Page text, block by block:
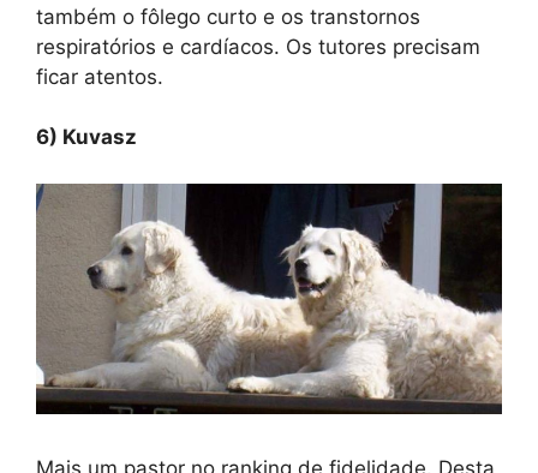
também o fôlego curto e os transtornos
respiratórios e cardíacos. Os tutores precisam
ficar atentos.
6) Kuvasz
Mais um pastor no ranking de fidelidade. Desta